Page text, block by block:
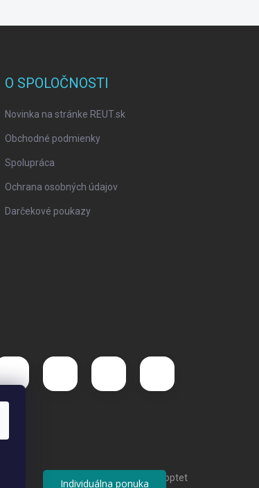
O SPOLOČNOSTI
Novinka na stránke REUT.sk
Obchodné podmienky
Spolupráca
Ochrana osobných údajov
Darčekové poukazy
Vytvoril Shoptet
Individuálna ponuka